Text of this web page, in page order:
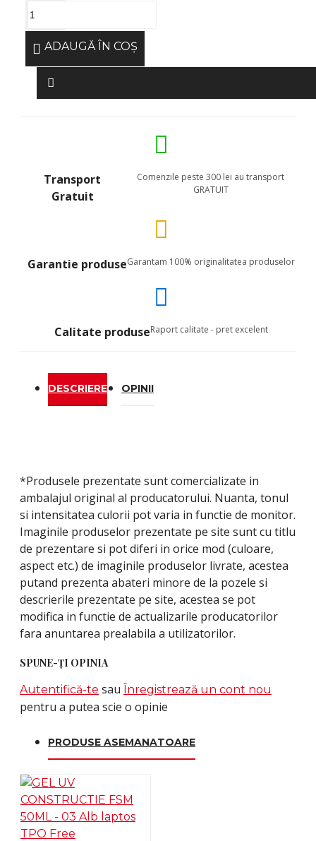
ADAUGĂ ÎN COŞ
Transport
Gratuit
Comenzile peste 300 lei au transport
GRATUIT
Garantie produseGarantam 100% originalitatea produselor
Calitate produseRaport calitate - pret excelent
DESCRIERE OPINII
*Produsele prezentate sunt comercializate in
ambalajul original al producatorului. Nuanta, tonul
si intensitatea culorii pot varia in functie de monitor.
Imaginile produselor prezentate pe site sunt cu titlu
de prezentare si pot diferi in orice mod (culoare,
aspect etc.) de imaginile produselor livrate, acestea
putand prezenta abateri minore de la pozele si
descrierile prezentate pe site, acestea se pot
modifica in functie de actualizarile producatorilor
fara anuntarea prealabila a utilizatorilor.
SPUNE-ŢI OPINIA
Autentifică-te sau Înregistrează un cont nou
pentru a putea scie o opinie
PRODUSE ASEMANATOARE